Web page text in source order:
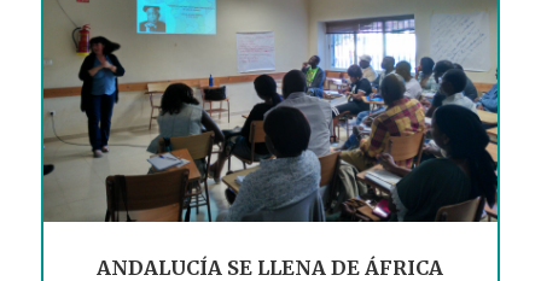
ANDALUCÍA SE LLENA DE ÁFRICA